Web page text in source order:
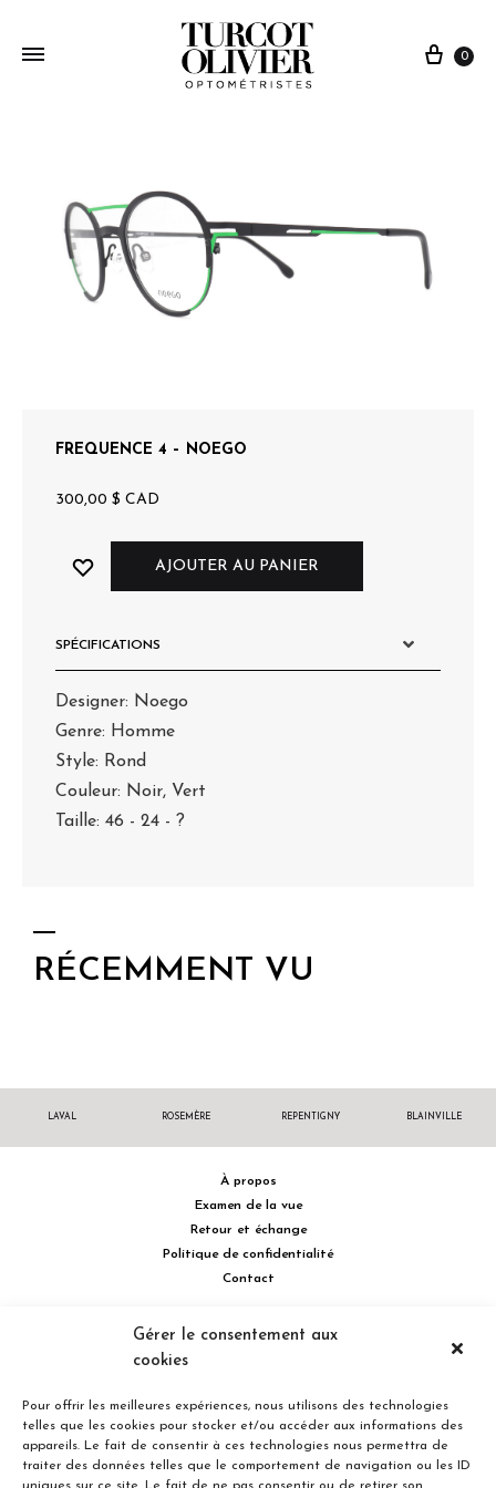
Gérer le consentement aux
cookies
Pour offrir les meilleures expériences, nous utilisons des technologies
telles que les cookies pour stocker et/ou accéder aux informations des
appareils. Le fait de consentir à ces technologies nous permettra de
traiter des données telles que le comportement de navigation ou les ID
0
FREQUENCE 4 – NOEGO
300,00 $ CAD
AJOUTER AU PANIER
SPÉCIFICATIONS
Designer: Noego
Genre: Homme
Style: Rond
Couleur: Noir, Vert
Taille: 46 - 24 - ?
RÉCEMMENT VU
LAVAL ROSEMÈRE REPENTIGNY BLAINVILLE
À propos
Examen de la vue
Retour et échange
Politique de confidentialité
Contact
514 732.0222
Concorde Est, Laval, Québec H7G 2E4 Canada